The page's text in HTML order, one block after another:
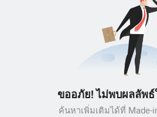
ขออภัย! ไม่พบผลลัพ
ค้นหาเพิ่มเติมได้ที่ Made-